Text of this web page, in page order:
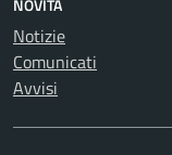
NOVITÀ
Notizie
Comunicati
Avvisi